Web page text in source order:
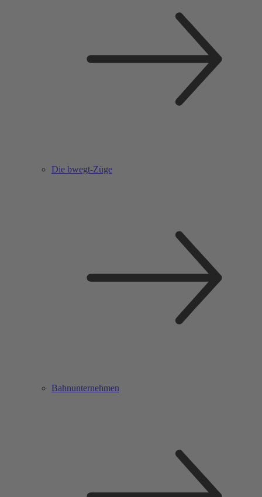
Die bwegt-Züge
Bahnunternehmen